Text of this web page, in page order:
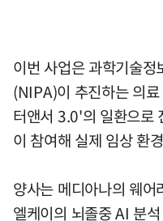
이번 사업은 과학기술
(NIPA)이 추진하는 의
터앤서 3.0'의 일환으로
이 참여해 실제 임상 환
양사는 메디아나의 웨어
엘케이의 뇌졸중 AI 분